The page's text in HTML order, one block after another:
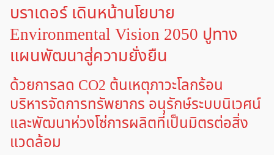
บราเดอร์ เดินหน้านโยบาย
Environmental Vision 2050 ปูทาง
แผนพัฒนาสู่ความยั่งยืน
ด้วยการลด CO2 ต้นเหตุภาวะโลกร้อน
บริหารจัดการทรัพยากร อนุรักษ์ระบบนิเวศน์
และพัฒนาห่วงโซ่การผลิตที่เป็นมิตรต่อสิ่ง
แวดล้อม